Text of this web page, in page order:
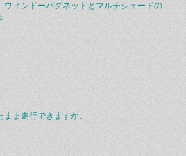
ウィンドーバグネットとマルチシェードの
まま走行できますか。